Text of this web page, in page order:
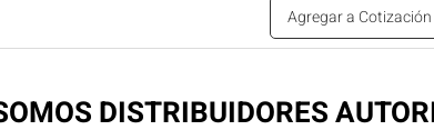
Agregar a Cotización
DISTRIBUIDORES